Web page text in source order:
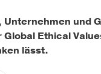
und
Ethical
lässt.